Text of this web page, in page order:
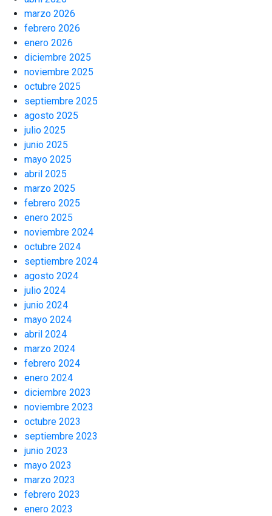
marzo 2026
febrero 2026
enero 2026
diciembre 2025
noviembre 2025
octubre 2025
septiembre 2025
agosto 2025
julio 2025
junio 2025
mayo 2025
abril 2025
marzo 2025
febrero 2025
enero 2025
noviembre 2024
octubre 2024
septiembre 2024
agosto 2024
julio 2024
junio 2024
mayo 2024
abril 2024
marzo 2024
febrero 2024
enero 2024
diciembre 2023
noviembre 2023
octubre 2023
septiembre 2023
junio 2023
mayo 2023
marzo 2023
febrero 2023
enero 2023